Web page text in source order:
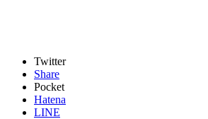
Twitter
Share
Pocket
Hatena
LINE